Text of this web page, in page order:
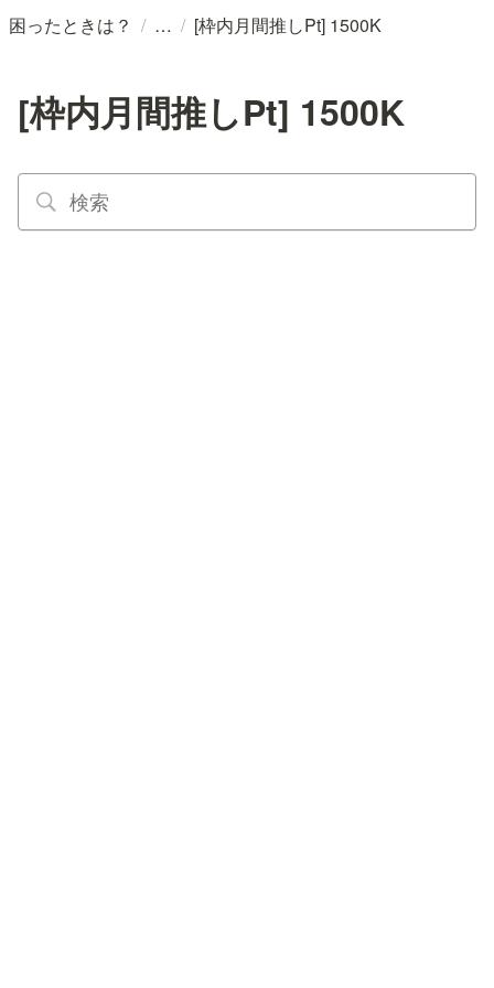
困ったときは？ / / [枠内月間推しPt] 1500K
[枠内月間推しPt] 1500K